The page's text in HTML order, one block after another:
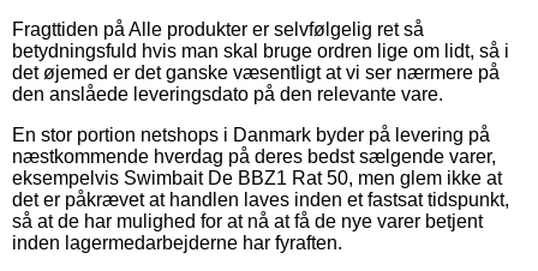
Fragttiden på Alle produkter er selvfølgelig ret så
betydningsfuld hvis man skal bruge ordren lige om lidt, så i
det øjemed er det ganske væsentligt at vi ser nærmere på
den anslåede leveringsdato på den relevante vare.
En stor portion netshops i Danmark byder på levering på
næstkommende hverdag på deres bedst sælgende varer,
eksempelvis Swimbait De BBZ1 Rat 50, men glem ikke at
det er påkrævet at handlen laves inden et fastsat tidspunkt,
så at de har mulighed for at nå at få de nye varer betjent
inden lagermedarbejderne har fyraften.